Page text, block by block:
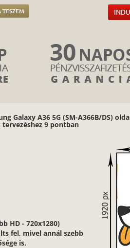
TESZEM
Galaxy A36 5G (SM-A366B/DS)
9 pontban
jó minőségű, éles
rendelkező